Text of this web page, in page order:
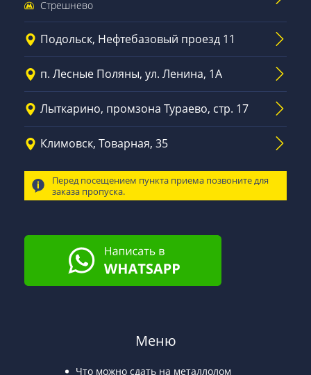
Стрешнево
Подольск, Нефтебазовый проезд 11
п. Лесные Поляны, ул. Ленина, 1А
Лыткарино, промзона Тураево, стр. 17
Климовск, Товарная, 35
Перед посещением пункта приема позвоните для
заказа пропуска.
Меню
Что можно сдать на металлолом